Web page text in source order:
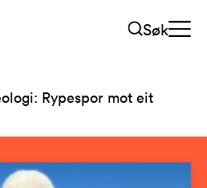
Søk
Rypespor mot eit